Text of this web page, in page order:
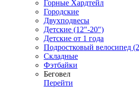
Горные Хардтейл
Городские
Двухподвесы
Детские (12"-20")
Детские от 1 года
Подростковый велосипед
Складные
Фэтбайки
Беговел
Перейти